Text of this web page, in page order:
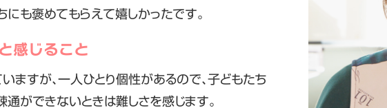
も褒めてもらえて嬉しかったです。
感じること
すが、一人ひとり個性があるので、子どもたち
ができないときは難しさを感じます。